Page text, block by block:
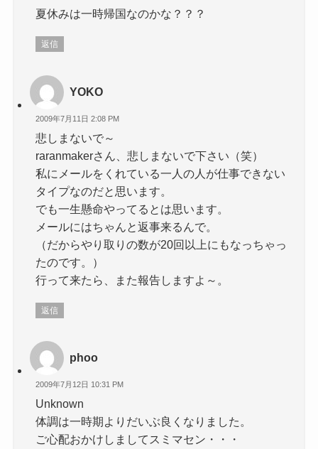
夏休みは一時帰国なのかな？？？
返信
YOKO
2009年7月11日 2:08 PM
悲しまないで～
raranmakerさん、悲しまないで下さい（笑）
私にメールをくれている一人の人が仕事できない
タイプなのだと思います。
でも一生懸命やってるとは思います。
メールにはちゃんと返事来るんで。
（だからやり取りの数が20回以上にもなっちゃっ
たのです。）
行って来たら、また報告しますよ～。
返信
phoo
2009年7月12日 10:31 PM
Unknown
体調は一時期よりだいぶ良くなりました。
ご心配おかけしましてスミマセン・・・